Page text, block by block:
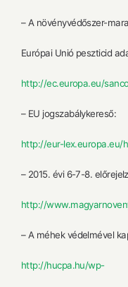
– A növényvédőszer-
Európai Unió peszticid
http://ec.europa.eu/
– EU jogszabálykereső:
http://eur-lex.europa.eu/
– 2015. évi 6-7-8.
http://
– A méhek védelmével
http://hucpa.hu/wp-